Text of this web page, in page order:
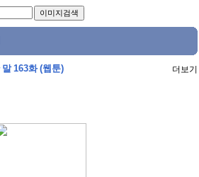
말 163화 (웹툰) 더보기